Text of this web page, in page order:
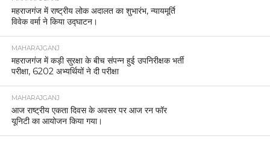
महराजगंज में राष्ट्रीय लोक अदालत का शुभारंभ, न्यायमूर्ति
विवेक वर्मा ने किया उद्घाटन।
MAHARAJGANJ
महराजगंज में कड़ी सुरक्षा के बीच संपन्न हुई उपनिरीक्षक भर्ती
परीक्षा, 6202 अभ्यर्थियों ने दी परीक्षा
MAHARAJGANJ
आज राष्ट्रीय एकता दिवस के अवसर पर आज रन फॉर
यूनिटी का आयोजन किया गया।